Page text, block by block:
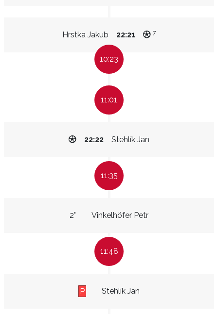
Hrstka Jakub 22:21 7
10:23
11:01
Stehlík Jan
22:22
11:35
Vinkelhöfer Petr
2"
11:48
Stehlík Jan
P